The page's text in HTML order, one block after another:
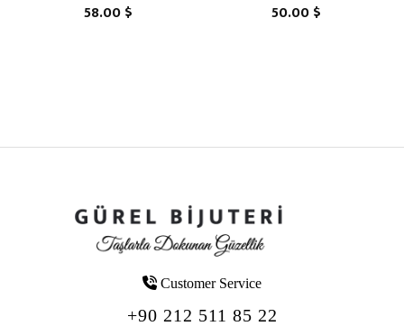
58.00 $ 50.00 $
Customer Service
+90 212 511 85 22